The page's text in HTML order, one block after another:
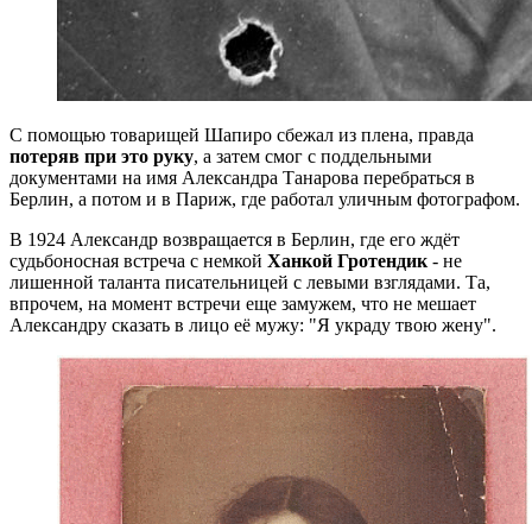
С помощью товарищей Шапиро сбежал из плена, правда
потеряв при это руку, а затем смог с поддельными
документами на имя Александра Танарова перебраться в
Берлин, а потом и в Париж, где работал уличным фотографом.
В 1924 Александр возвращается в Берлин, где его ждёт
судьбоносная встреча с немкой Ханкой Гротендик - не
лишенной таланта писательницей с левыми взглядами. Та,
впрочем, на момент встречи еще замужем, что не мешает
Александру сказать в лицо её мужу: "Я украду твою жену".